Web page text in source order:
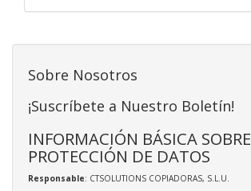
Sobre Nosotros
¡Suscríbete a Nuestro Boletín!
INFORMACIÓN BÁSICA SOBRE
PROTECCIÓN DE DATOS
Responsable: CTSOLUTIONS COPIADORAS, S.L.U.